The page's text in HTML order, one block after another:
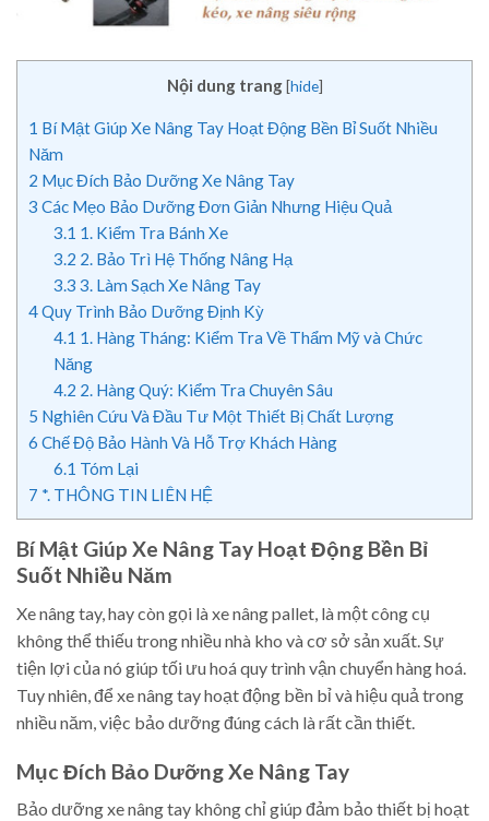
Nội dung trang [hide]
1 Bí Mật Giúp Xe Nâng Tay Hoạt Động Bền Bỉ Suốt Nhiều
Năm
2 Mục Đích Bảo Dưỡng Xe Nâng Tay
3 Các Mẹo Bảo Dưỡng Đơn Giản Nhưng Hiệu Quả
3.1 1. Kiểm Tra Bánh Xe
3.2 2. Bảo Trì Hệ Thống Nâng Hạ
3.3 3. Làm Sạch Xe Nâng Tay
4Quy Trình Bảo Dưỡng Định Kỳ
4.1 1. Hàng Tháng: Kiểm Tra Về Thẩm Mỹ và Chức
Năng
4.2 2. Hàng Quý: Kiểm Tra Chuyên Sâu
5 Nghiên Cứu Và Đầu Tư Một Thiết Bị Chất Lượng
6 Chế Độ Bảo Hành Và Hỗ Trợ Khách Hàng
6.1 Tóm Lại
7 *. THÔNG TIN LIÊN HỆ
Bí Mật Giúp Xe Nâng Tay Hoạt Động Bền Bỉ
Suốt Nhiều Năm
Xe nâng tay, hay còn gọi là xe nâng pallet, là một công cụ
không thể thiếu trong nhiều nhà kho và cơ sở sản xuất. Sự
tiện lợi của nó giúp tối ưu hoá quy trình vận chuyển hàng hoá.
Tuy nhiên, để xe nâng tay hoạt động bền bỉ và hiệu quả trong
nhiều năm, việc bảo dưỡng đúng cách là rất cần thiết.
Mục Đích Bảo Dưỡng Xe Nâng Tay
Bảo dưỡng xe nâng tay không chỉ giúp đảm bảo thiết bị hoạt